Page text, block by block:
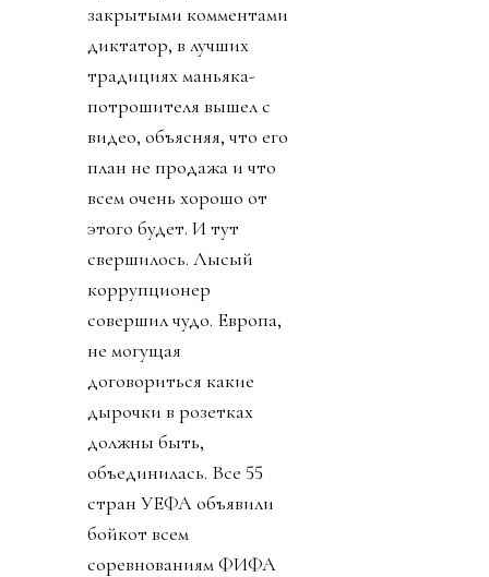
закрытыми комментами
диктатор, в лучших
традициях маньяка-
потрошителя вышел с
видео, объясняя, что его
план не продажа и что
всем очень хорошо от
этого будет. И тут
свершилось. Лысый
коррупционер
совершил чудо. Европа,
не могущая
договориться какие
дырочки в розетках
должны быть,
объединилась. Все 55
стран УЕФА объявили
бойкот всем
соревнованиям ФИФА